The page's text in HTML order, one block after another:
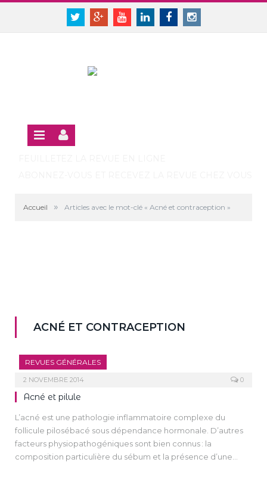
Panneau de gestion des cookies
TwitterGoogle+YoutubeLinkedinFacebookInstagram
SE CONNECTER
Accueil » Articles avec le mot-clé « Acné et contraception »
ACNÉ ET CONTRACEPTION
REVUES GÉNÉRALES
2 NOVEMBRE 2014 0
Acné et pilule
L’acné est une pathologie inflammatoire complexe du
follicule pilosébacé sous dépendance hormonale. D’autres
facteurs physiopathogéniques sont bien connus : la
composition particulière du sébum et la présence d’une